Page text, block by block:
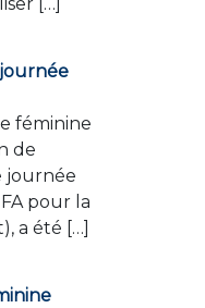
[…]
féminine
de
journée
pour la
a été […]